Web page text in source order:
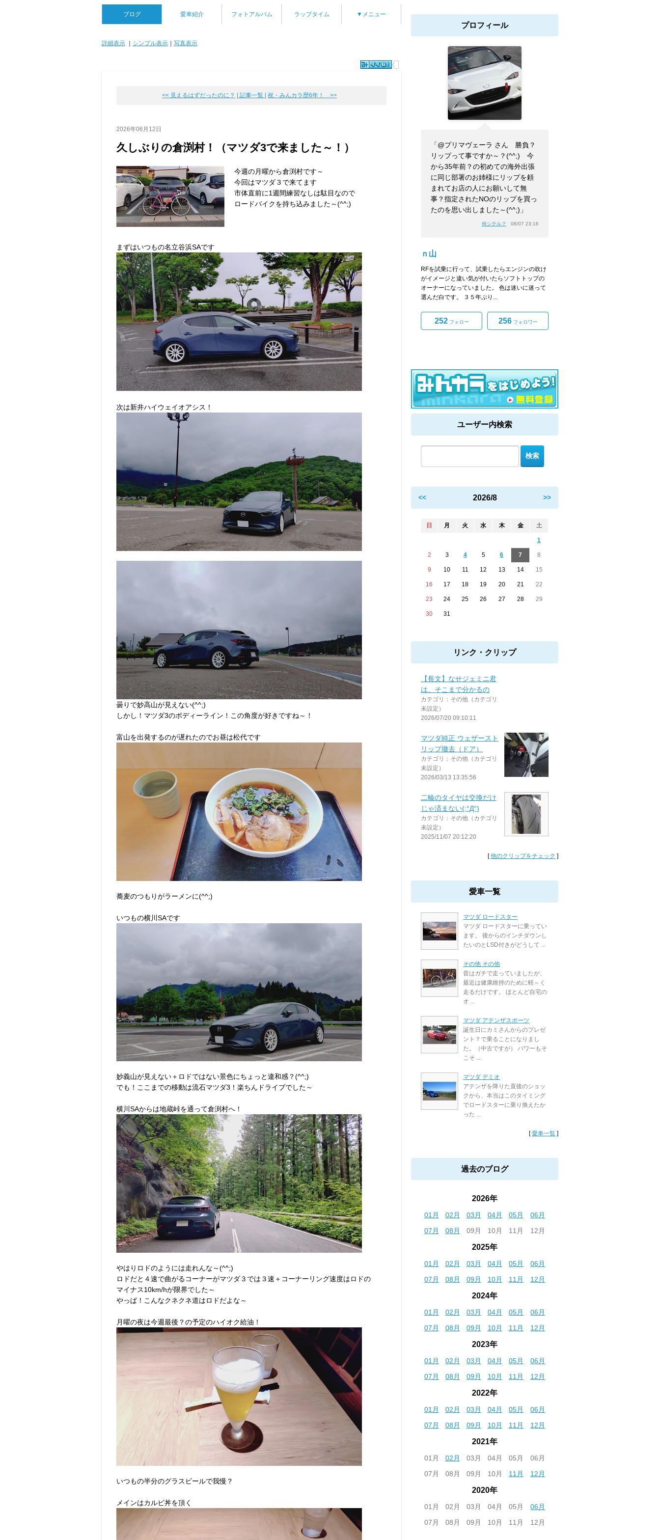
ブログ 愛車紹介 フォトアルバム ラップタイム ▼メニュー
詳細表示 シンプル表示 写真表示
<< 見えるはずだったのに？ | 記事一覧 | 祝・みんカラ歴6年！ >>
2026年06月12日
久しぶりの倉渕村！（マツダ3で来ました～！）
今週の月曜から倉渕村です～
今回はマツダ３で来てます
市体直前に1週間練習なしは駄目なので
ロードバイクを持ち込みました～(^^;)
まずはいつもの名立谷浜SAです
次は新井ハイウェイオアシス！
曇りで妙高山が見えない(^^;)
しかし！マツダ3のボディーライン！この角度が好きですね～！
富山を出発するのが遅れたのでお昼は松代です
蕎麦のつもりがラーメンに(^^;)
いつもの横川SAです
妙義山が見えない＋ロドではない景色にちょっと違和感？(^^;)
でも！ここまでの移動は流石マツダ3！楽ちんドライブでした～
横川SAからは地蔵峠を通って倉渕村へ！
やはりロドのようには走れんな～(^^;)
ロドだと４速で曲がるコーナーがマツダ３では３速＋コーナーリング速度はロドの
マイナス10km/hが限界でした～
やっぱ！こんなクネクネ道はロドだよな～
月曜の夜は今週最後？の予定のハイオク給油！
いつもの半分のグラスビールで我慢？
メインはカルビ丼を頂く
プロフィール
「@プリマヴェーラ さん 勝負？
リップって事ですか～？(^^;) 今
から35年前？の初めての海外出張
に同じ部署のお姉様にリップを頼
まれてお店の人にお願いして無
事？指定されたNOのリップを買っ
たのを思い出しました～(^^;)」
何シテル？ 08/07 23:16
ｎ山
RFを試乗に行って、試乗したらエンジンの吹け
がイメージと違い気が付いたらソフトトップの
オーナーになっていました。 色は迷いに迷って
選んだ白です。 ３５年ぶり...
252フォロー 256フォロワー
ユーザー内検索
<< 2026/8 >>
日 月 火 水 木 金 土
1
2 3 4 5 6 7 8
9 10 11 12 13 14 15
16 17 18 19 20 21 22
23 24 25 26 27 28 29
30 31
リンク・クリップ
【長文】なせジェミニ君
は、そこまで分かるの
カテゴリ：その他（カテゴリ
未設定）
2026/07/20 09:10:11
マツダ純正 ウェザースト
リップ撤去（ドア）
カテゴリ：その他（カテゴリ
未設定）
2026/03/13 13:35:56
二輪のタイヤは交換だけ
じゃ済まない(;°Д°)
カテゴリ：その他（カテゴリ
未設定）
2025/11/07 20:12:20
[他のクリップをチェック ]
愛車一覧
マツダ ロードスター
マツダ ロードスターに乗ってい
ます。 後からのインチダウンし
たいのとLSD付きがどうして ...
その他 その他
昔はガチで走っていましたが、
最近は健康維持のために軽～く
走るだけです。 ほとんど自宅の
オ ...
マツダ アテンザスポーツ
誕生日にカミさんからのプレゼ
ント？で乗ることになりまし
た。（中古ですが） パワーもそ
こそ ...
マツダ デミオ
アテンザを降りた直後のショッ
クから、本当はこのタイミング
でロードスターに乗り換えたか
った ...
[愛車一覧 ]
過去のブログ
2026年
01月 02月 03月 04月 05月
06月
07月
08月 09月 10月 11月 12月
2025年
01月 02月 03月 04月 05月
06月
07月
08月 09月 10月 11月 12月
2024年
01月 02月 03月 04月 05月
06月
07月
08月 09月 10月 11月 12月
2023年
01月 02月 03月 04月 05月
06月
07月
08月 09月 10月 11月 12月
2022年
01月 02月 03月 04月 05月
06月
07月
08月 09月 10月 11月 12月
2021年
01月 02月 03月 04月 05月
06月
07月
08月 09月 10月 11月 12月
2020年
01月 02月 03月 04月 05月
06月
07月
08月 09月 10月 11月 12月